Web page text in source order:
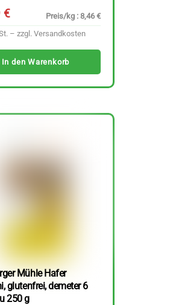
€
Preis/kg : 8,46 €
– zzgl. Versandkosten
In den Warenkorb
Mühle Hafer
glutenfrei, demeter 6
250 g